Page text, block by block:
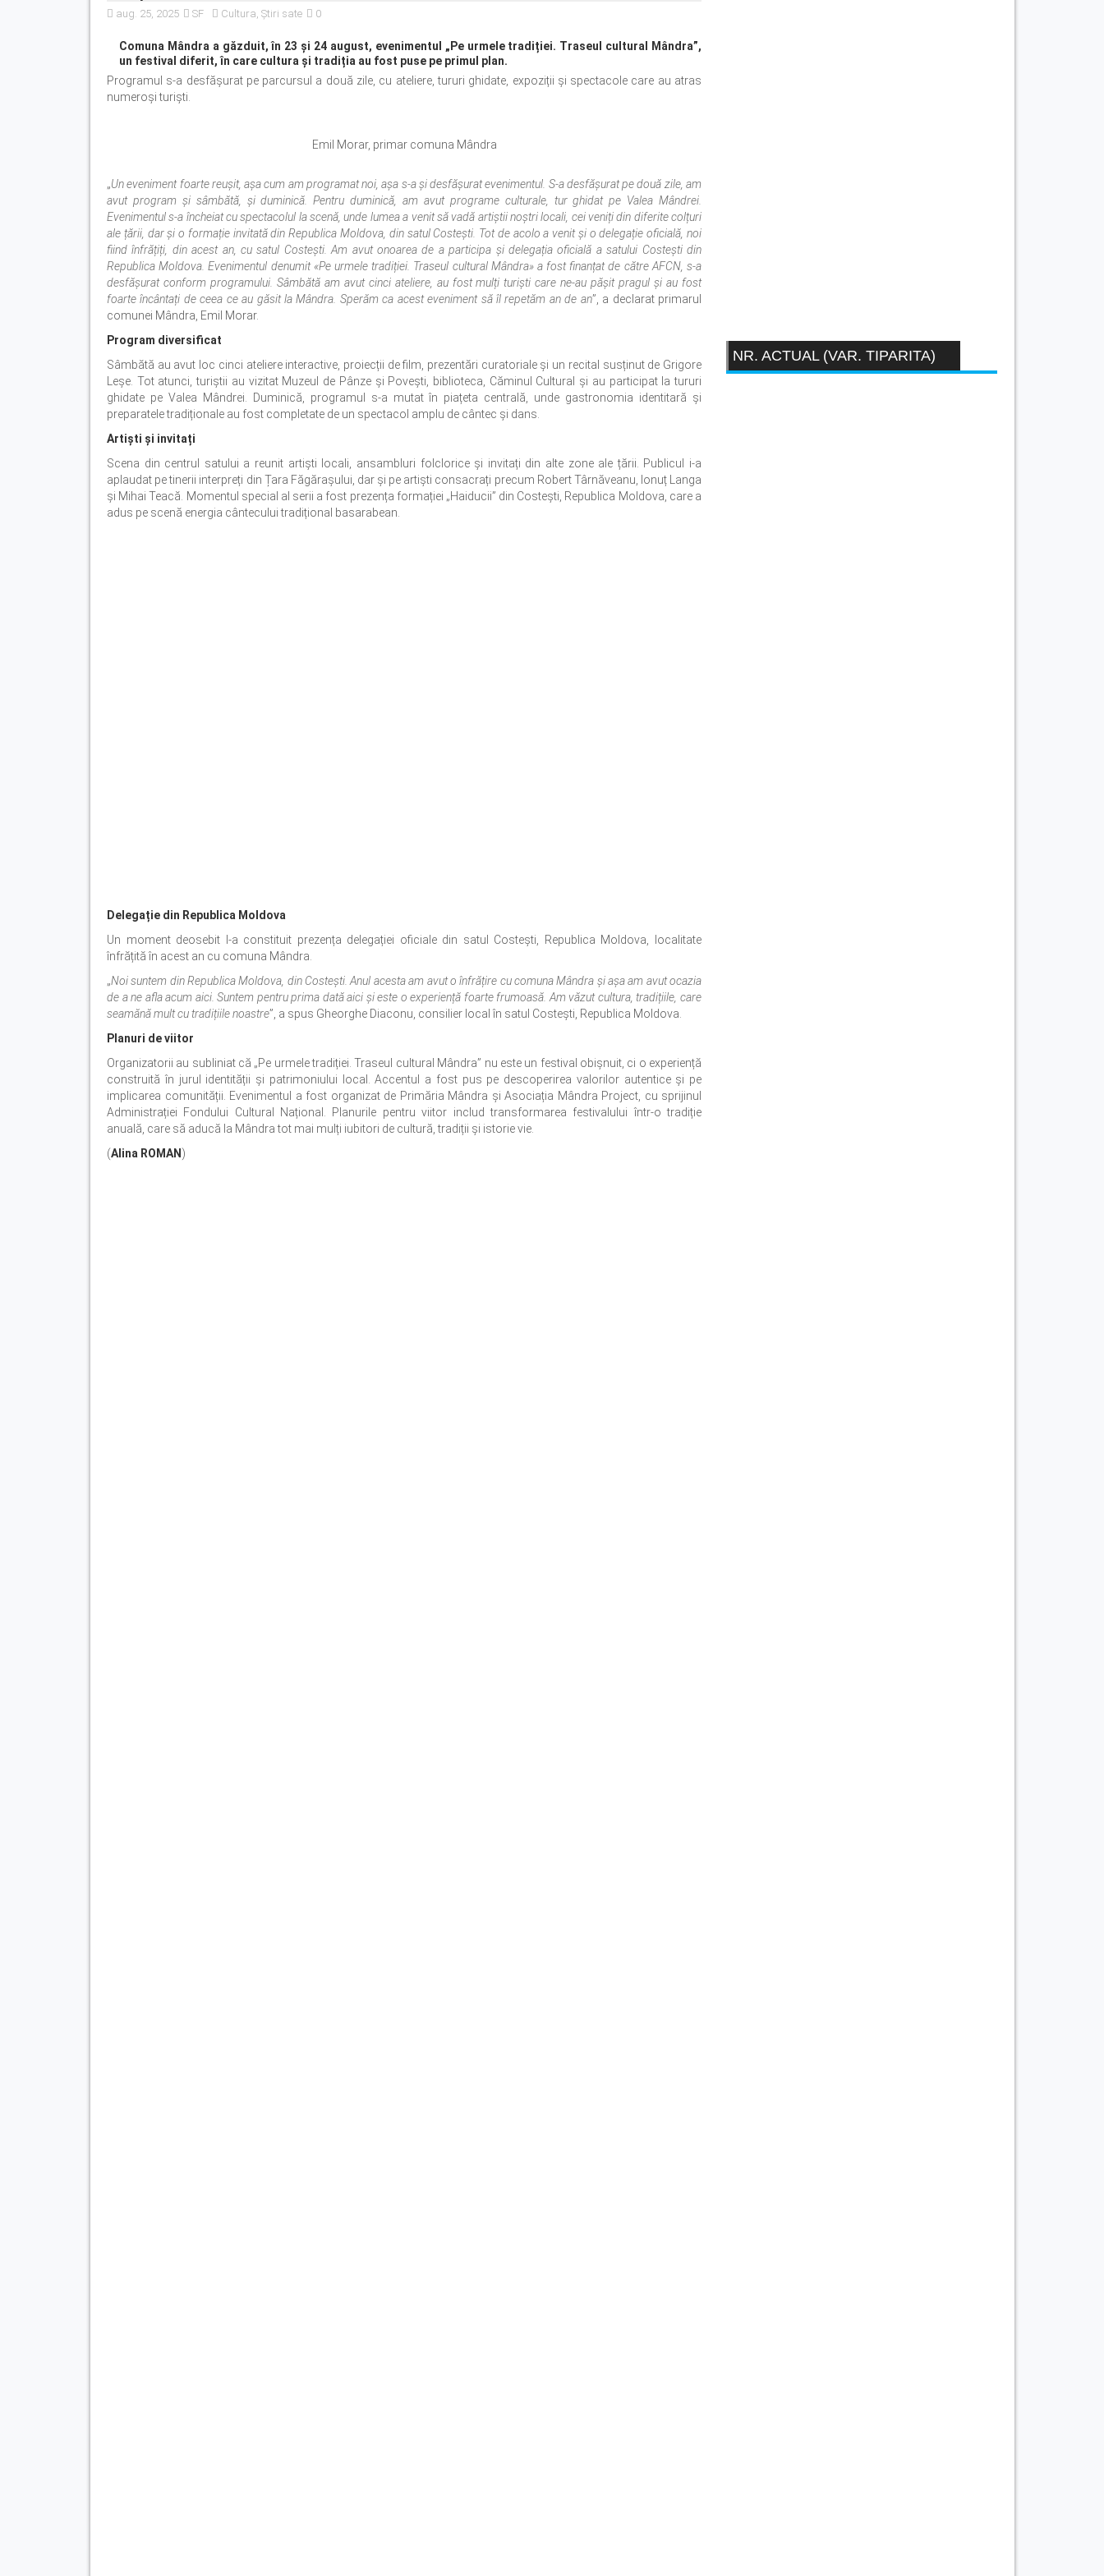
aug. 25, 2025 SF Cultura, Știri sate 0
Comuna Mândra a găzduit, în 23 și 24 august, evenimentul „Pe urmele tradiției. Traseul cultural Mândra”,
un festival diferit, în care cultura și tradiția au fost puse pe primul plan.
Programul s-a desfășurat pe parcursul a două zile, cu ateliere, tururi ghidate, expoziții și spectacole care au atras
numeroși turiști.
Emil Morar, primar comuna Mândra
„Un eveniment foarte reușit, așa cum am programat noi, așa s-a și desfășurat evenimentul. S-a desfășurat pe două zile, am
avut program și sâmbătă, și duminică. Pentru duminică, am avut programe culturale, tur ghidat pe Valea Mândrei.
Evenimentul s-a încheiat cu spectacolul la scenă, unde lumea a venit să vadă artiștii noștri locali, cei veniți din diferite colțuri
ale țării, dar și o formație invitată din Republica Moldova, din satul Costești. Tot de acolo a venit și o delegație oficială, noi
fiind înfrățiți, din acest an, cu satul Costești. Am avut onoarea de a participa și delegația oficială a satului Costești din
Republica Moldova. Evenimentul denumit «Pe urmele tradiției. Traseul cultural Mândra» a fost finanțat de către AFCN, s-a
desfășurat conform programului. Sâmbătă am avut cinci ateliere, au fost mulți turiști care ne-au pășit pragul și au fost
foarte încântați de ceea ce au găsit la Mândra. Sperăm ca acest eveniment să îl repetăm an de an”, a declarat primarul
comunei Mândra, Emil Morar.
Program diversificat
Sâmbătă au avut loc cinci ateliere interactive, proiecții de film, prezentări curatoriale și un recital susținut de Grigore
Leșe. Tot atunci, turiștii au vizitat Muzeul de Pânze și Povești, biblioteca, Căminul Cultural și au participat la tururi
ghidate pe Valea Mândrei. Duminică, programul s-a mutat în piațeta centrală, unde gastronomia identitară și
preparatele tradiționale au fost completate de un spectacol amplu de cântec și dans.
Artiști și invitați
Scena din centrul satului a reunit artiști locali, ansambluri folclorice și invitați din alte zone ale țării. Publicul i-a
aplaudat pe tinerii interpreți din Țara Făgărașului, dar și pe artiști consacrați precum Robert Târnăveanu, Ionuț Langa
și Mihai Teacă. Momentul special al serii a fost prezența formației „Haiducii” din Costești, Republica Moldova, care a
adus pe scenă energia cântecului tradițional basarabean.
Delegație din Republica Moldova
Un moment deosebit l-a constituit prezența delegației oficiale din satul Costești, Republica Moldova, localitate
înfrățită în acest an cu comuna Mândra.
„Noi suntem din Republica Moldova, din Costești. Anul acesta am avut o înfrățire cu comuna Mândra și așa am avut ocazia
de a ne afla acum aici. Suntem pentru prima dată aici și este o experiență foarte frumoasă. Am văzut cultura, tradițiile, care
seamănă mult cu tradițiile noastre”, a spus Gheorghe Diaconu, consilier local în satul Costești, Republica Moldova.
Planuri de viitor
Organizatorii au subliniat că „Pe urmele tradiției. Traseul cultural Mândra” nu este un festival obișnuit, ci o experiență
construită în jurul identității și patrimoniului local. Accentul a fost pus pe descoperirea valorilor autentice și pe
implicarea comunității. Evenimentul a fost organizat de Primăria Mândra și Asociația Mândra Project, cu sprijinul
Administrației Fondului Cultural Național. Planurile pentru viitor includ transformarea festivalului într-o tradiție
anuală, care să aducă la Mândra tot mai mulți iubitori de cultură, tradiții și istorie vie.
(Alina ROMAN )
NR. ACTUAL (VAR. TIPARITA)